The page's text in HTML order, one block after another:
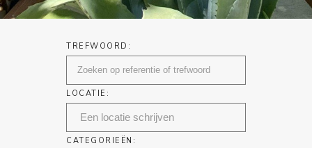
TREFWOORD:
LOCATIE:
CATEGORIEËN: